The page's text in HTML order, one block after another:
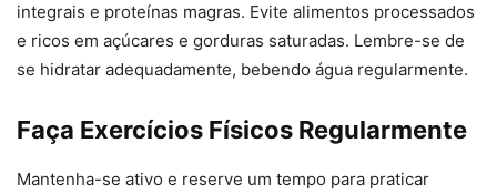
integrais e proteínas magras. Evite alimentos processados
e ricos em açúcares e gorduras saturadas. Lembre-se de
se hidratar adequadamente, bebendo água regularmente.
Faça Exercícios Físicos Regularmente
Mantenha-se ativo e reserve um tempo para praticar